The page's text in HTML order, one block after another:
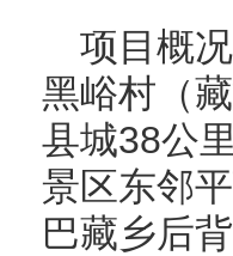
项目概
黑峪村（
县城38公
景区东邻
巴藏乡后